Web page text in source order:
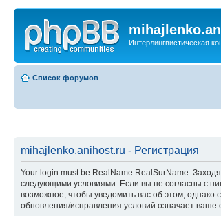
Интерлингвистическая
Список форумов
mihajlenko.anihost.ru - Регистрация
Your login must be RealName.RealSurName.
следующими условиями. Если вы не согласны с
возможное, чтобы уведомить вас об этом,
обновления/исправления условий означает ваше